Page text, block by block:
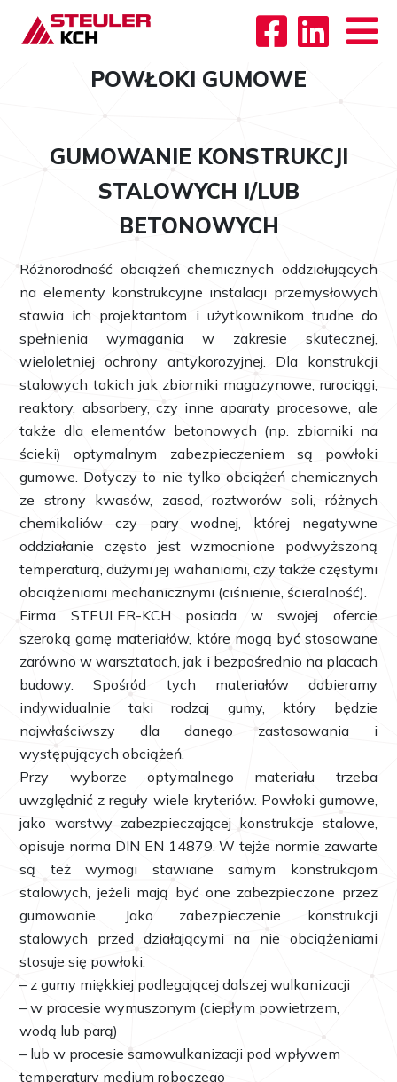
POWŁOKI GUMOWE
GUMOWANIE KONSTRUKCJI
STALOWYCH I/LUB
BETONOWYCH
Różnorodność obciążeń chemicznych oddziałujących
na elementy konstrukcyjne instalacji przemysłowych
stawia ich projektantom i użytkownikom trudne do
spełnienia wymagania w zakresie skutecznej,
wieloletniej ochrony antykorozyjnej. Dla konstrukcji
stalowych takich jak zbiorniki magazynowe, rurociągi,
reaktory, absorbery, czy inne aparaty procesowe, ale
także dla elementów betonowych (np. zbiorniki na
ścieki) optymalnym zabezpieczeniem są powłoki
gumowe. Dotyczy to nie tylko obciążeń chemicznych
ze strony kwasów, zasad, roztworów soli, różnych
chemikaliów czy pary wodnej, której negatywne
oddziałanie często jest wzmocnione podwyższoną
temperaturą, dużymi jej wahaniami, czy także częstymi
obciążeniami mechanicznymi (ciśnienie, ścieralność).
Firma STEULER-KCH posiada w swojej ofercie
szeroką gamę materiałów, które mogą być stosowane
zarówno w warsztatach, jak i bezpośrednio na placach
budowy. Spośród tych materiałów dobieramy
indywidualnie taki rodzaj gumy, który będzie
najwłaściwszy dla danego zastosowania i
występujących obciążeń.
Przy wyborze optymalnego materiału trzeba
uwzględnić z reguły wiele kryteriów. Powłoki gumowe,
jako warstwy zabezpieczającej konstrukcje stalowe,
opisuje norma DIN EN 14879. W tejże normie zawarte
są też wymogi stawiane samym konstrukcjom
stalowych, jeżeli mają być one zabezpieczone przez
gumowanie. Jako zabezpieczenie konstrukcji
stalowych przed działającymi na nie obciążeniami
stosuje się powłoki:
– z gumy miękkiej podlegającej dalszej wulkanizacji
– w procesie wymuszonym (ciepłym powietrzem,
wodą lub parą)
– lub w procesie samowulkanizacji pod wpływem
temperatury medium roboczego